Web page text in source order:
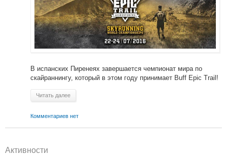
В испанских Пиренеях завершается чемпионат мира по
скайраннингу, который в этом году принимает Buff Epic Trail!
Читать далее
Комментариев нет
Активности